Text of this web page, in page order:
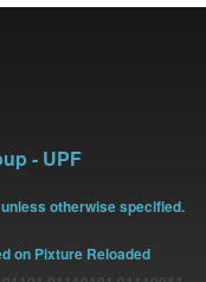
- UPF
unless otherwise specified.
on Pixture Reloaded